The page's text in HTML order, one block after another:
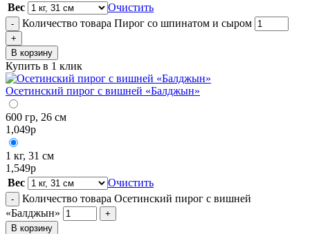
Вес
Очистить
- Количество товара Пирог со шпинатом и сыром
+
В корзину
Купить в 1 клик
Осетинский пирог с вишней «Балджын»
600 гр, 26 см
1,049р
1 кг, 31 см
1,549р
Вес
Очистить
-
Количество товара Осетинский пирог с вишней
«Балджын»
+
В корзину